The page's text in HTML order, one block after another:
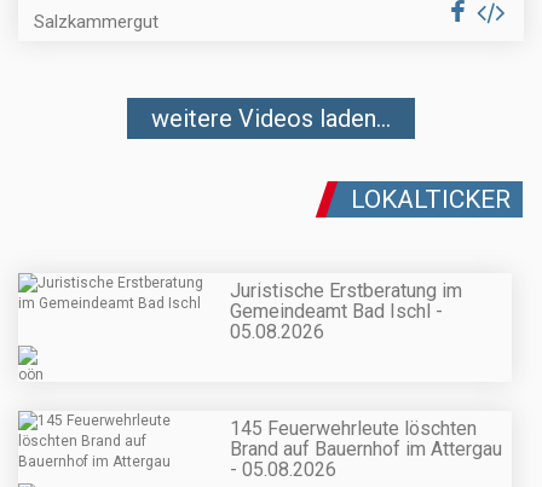
Salzkammergut
weitere Videos laden...
LOKALTICKER
Juristische Erstberatung im
Gemeindeamt Bad Ischl -
05.08.2026
145 Feuerwehrleute löschten
Brand auf Bauernhof im Attergau
- 05.08.2026